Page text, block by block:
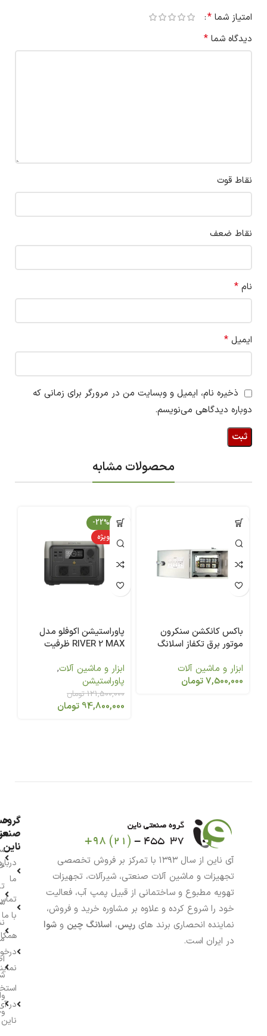
امتیاز شما *
دیدگاه شما *
نقاط قوت
نقاط ضعف
نام *
ایمیل *
ذخیره نام، ایمیل و وبسایت من در مرورگر برای زمانی که
دوباره دیدگاهی می‌نویسم.
محصولات مشابه
باکس کانکشن سنکرون
موتور برق تکفاز اسلانگ
ابزار و ماشین آلات
7,500,000تومان
-22%
ویژه
پاوراستیشن اکوفلو مدل
RIVER 2 MAX ظرفیت
ابزار و ماشین آلات,
پاوراستیشن
121,500,000تومان
94,800,000 تومان
آی ناین از سال ۱۳۹۳ با تمرکز بر فروش تخصصی
تجهیزات و ماشین آلات صنعتی، شیرآلات، تجهیزات
تهویه مطبوع و ساختمانی از قبیل پمپ آب، فعالیت
خود را شروع کرده و علاوه بر مشاوره خرید و فروش،
نماینده انحصاری برند های رپس، اسلانگ چین و شوا
در ایران است.
گروه
ناین
ما
با ما
در
ناین